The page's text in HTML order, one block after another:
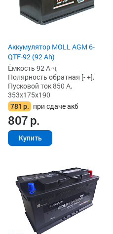
Аккумулятор MOLL AGM 6-
QTF-92 (92 Ah)
Ёмкость 92 А·ч,
Полярность обратная [- +],
Пусковой ток 850 А,
353x175x190
781 р. при сдаче акб
807р.
Купить